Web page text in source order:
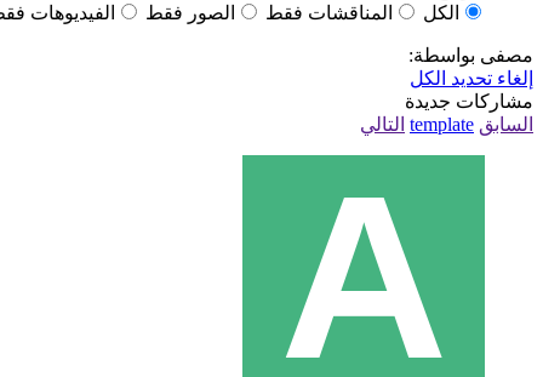
الكل
المناقشات فقط الصور فقط الفيديوهات
مصفى بواسطة:
إلغاء تحديد الكل
مشاركات جديدة
السابق template التالي